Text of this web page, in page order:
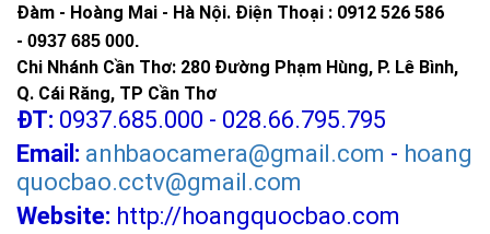
Đàm - Hoàng Mai - Hà Nội. Điện Thoại : 0912 526 586
- 0937 685 000.
Chi Nhánh Cần Thơ: 280 Đường Phạm Hùng, P. Lê Bình,
Q. Cái Răng, TP Cần Thơ
ĐT: 0937.685.000 - 028.66.795.795
Email: anhbaocamera@gmail.com - hoang
quocbao.cctv@gmail.com
Website: http://hoangquocbao.com